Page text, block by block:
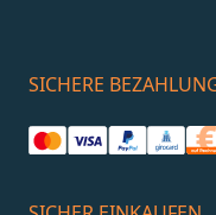
SICHERE